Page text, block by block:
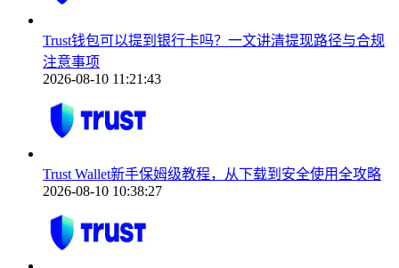
Trust钱包可以提到银行卡吗？一文讲清提现路径与合规
注意事项
2026-08-10 11:21:43
Trust Wallet新手保姆级教程，从下载到安全使用全攻略
2026-08-10 10:38:27